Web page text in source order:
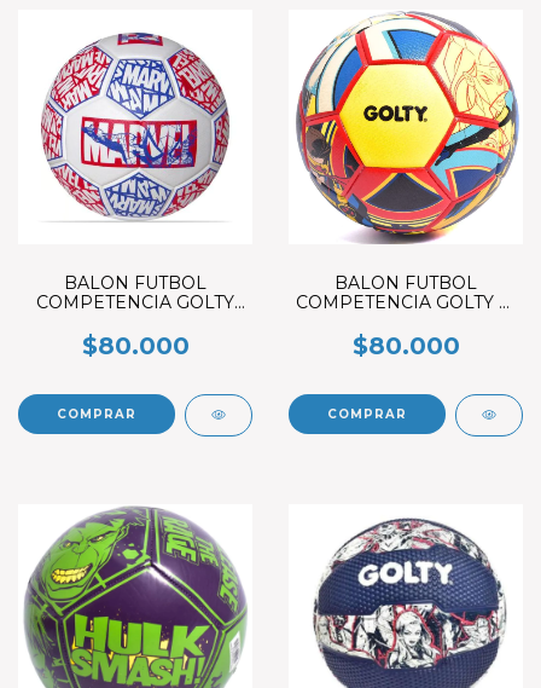
BALON FUTBOL
COMPETENCIA GOLTY
THERMOBONDED.
$80.000
BALON FUTBOL
COMPETENCIA GOLTY X-
THERMOBONDED
$80.000